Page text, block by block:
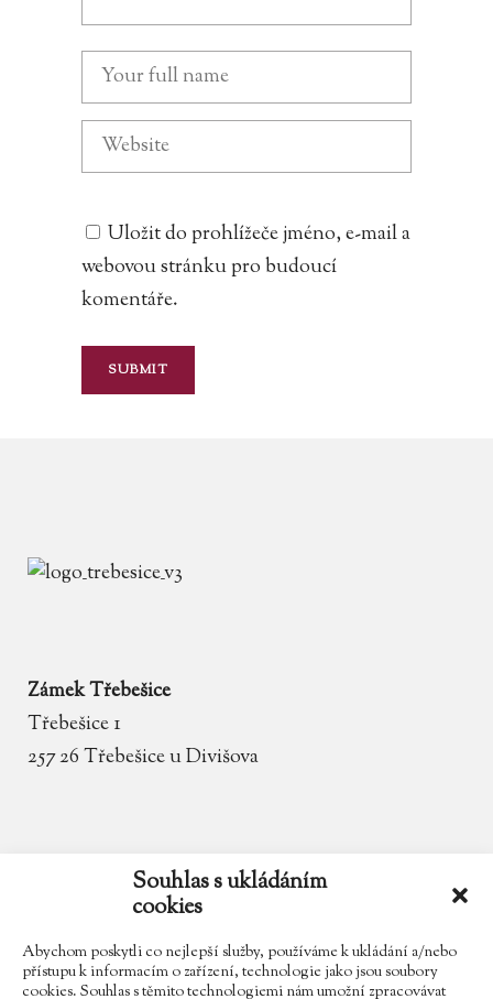
Souhlas s ukládáním
cookies
Abychom poskytli co nejlepší služby, používáme k ukládání a/nebo
přístupu k informacím o zařízení, technologie jako jsou soubory
cookies. Souhlas s těmito technologiemi nám umožní zpracovávat
Uložit do prohlížeče jméno, e-mail a
webovou stránku pro budoucí
komentáře.
Zámek Třebešice
Třebešice 1
257 26 Třebešice u Divišova
zamek.trebesice@volny.cz
602 354 467